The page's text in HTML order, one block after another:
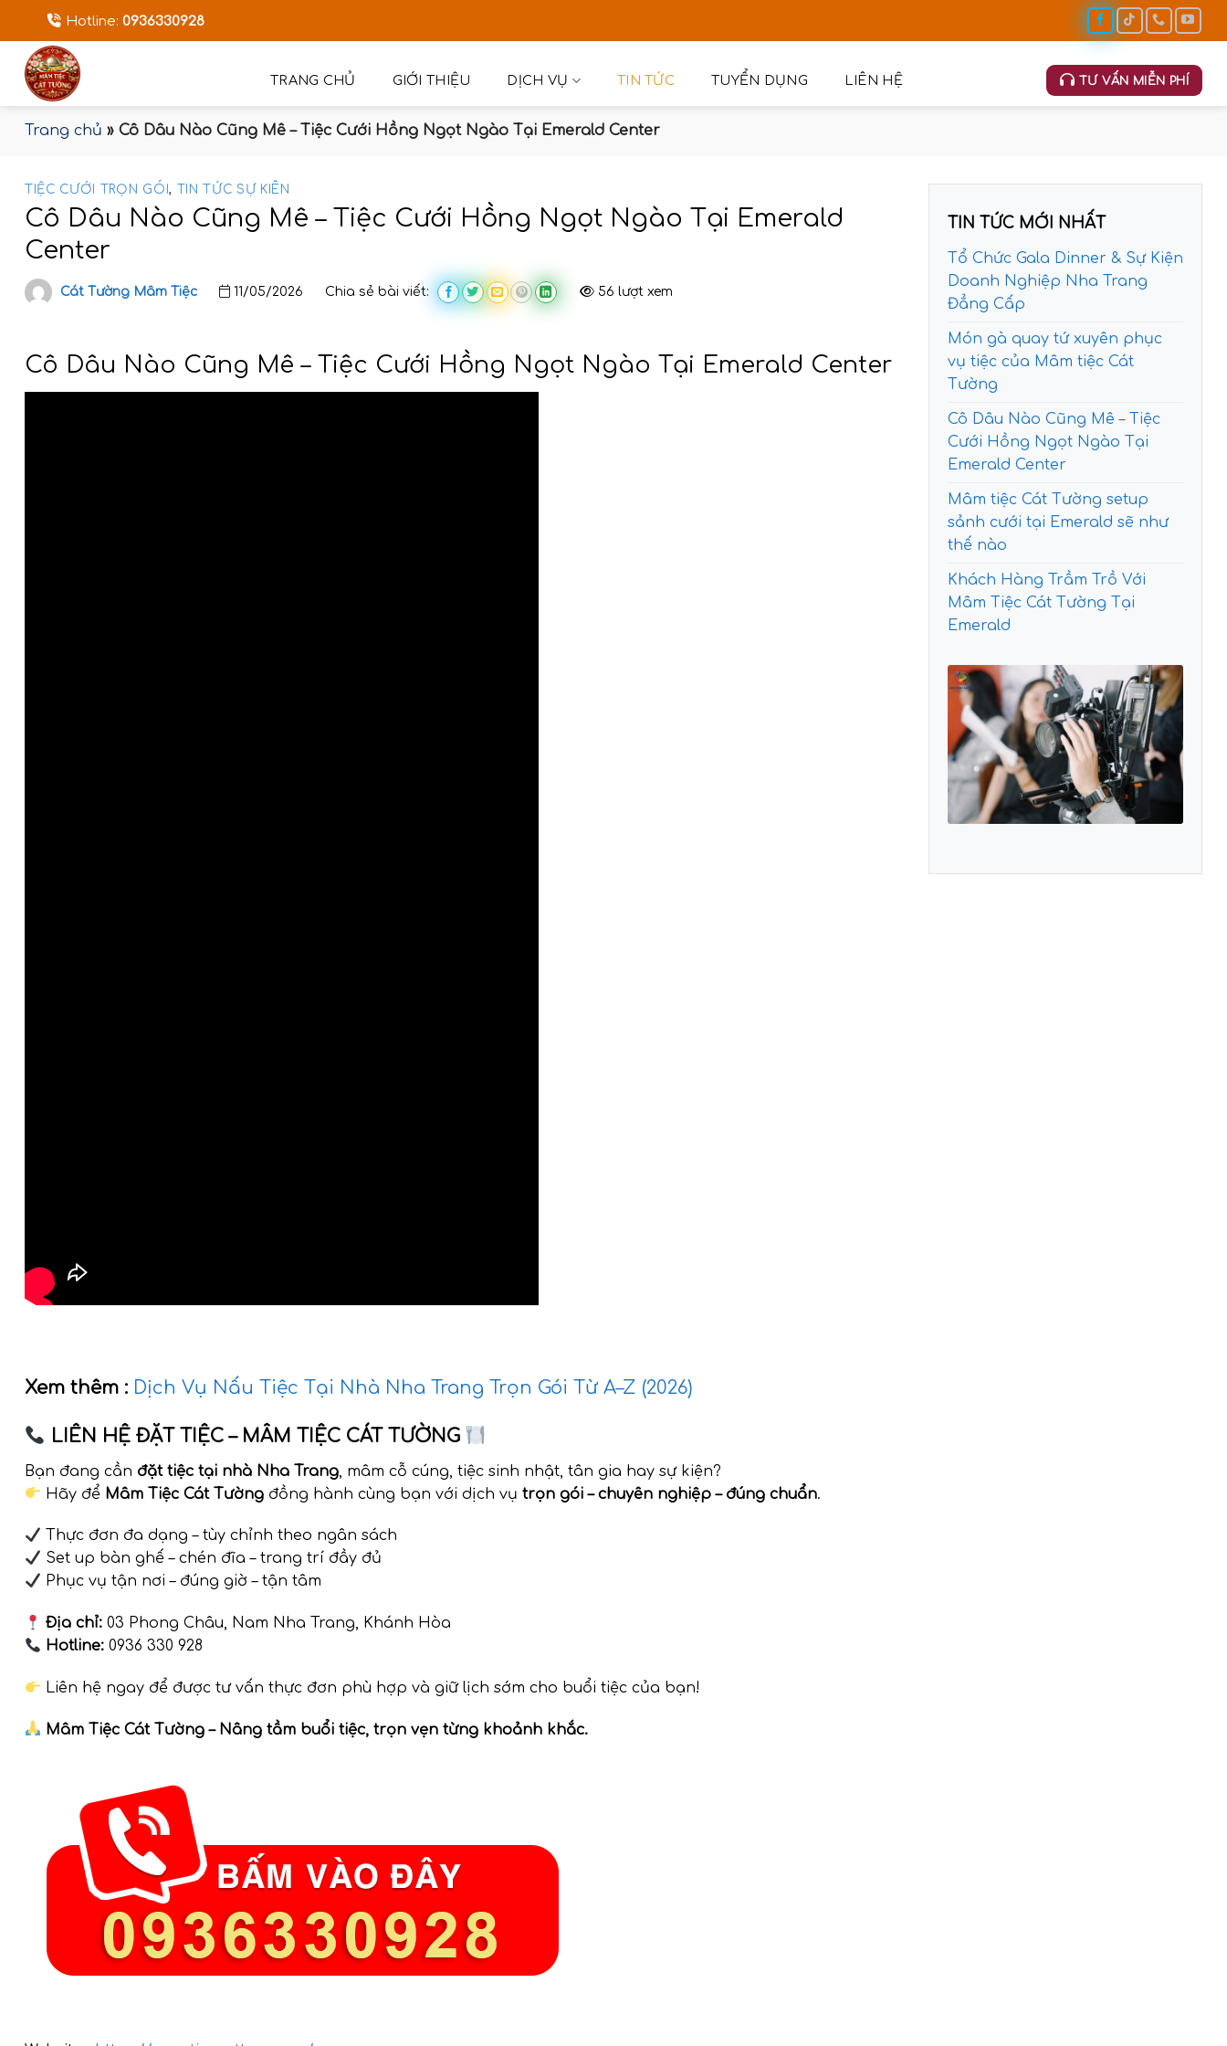
dung
Hotline: 0936330928
TRANG CHỦ GIỚI THIỆU DỊCH VỤ TIN TỨC TUYỂN DỤNG LIÊN HỆ TƯ VẤN MIỄN PHÍ
Trang chủ » Cô Dâu Nào Cũng Mê – Tiệc Cưới Hồng Ngọt Ngào Tại Emerald Center
TIỆC CƯỚI TRỌN GÓI, TIN TỨC SỰ KIÊN
Cô Dâu Nào Cũng Mê – Tiệc Cưới Hồng Ngọt Ngào Tại Emerald
Center
Cát Tường Mâm Tiệc 11/05/2026 Chia sẻ bài viết: 56 lượt xem
Cô Dâu Nào Cũng Mê – Tiệc Cưới Hồng Ngọt Ngào Tại Emerald Center
Xem thêm : Dịch Vụ Nấu Tiệc Tại Nhà Nha Trang Trọn Gói Từ A–Z (2026)
LIÊN HỆ ĐẶT TIỆC – MÂM TIỆC CÁT TƯỜNG
Bạn đang cần đặt tiệc tại nhà Nha Trang , mâm cỗ cúng, tiệc sinh nhật, tân gia hay sự kiện?
Hãy để Mâm Tiệc Cát Tường đồng hành cùng bạn với dịch vụtrọn gói – chuyên nghiệp – đúng chuẩn.
Thực đơn đa dạng – tùy chỉnh theo ngân sách
Set up bàn ghế – chén đĩa – trang trí đầy đủ
Phục vụ tận nơi – đúng giờ – tận tâm
Địa chỉ: 03 Phong Châu, Nam Nha Trang, Khánh Hòa
Hotline: 0936 330 928
Liên hệ ngay để được tư vấn thực đơn phù hợp và giữ lịch sớm cho buổi tiệc của bạn!
Mâm Tiệc Cát Tường – Nâng tầm buổi tiệc, trọn vẹn từng khoảnh khắc.
TIN TỨC MỚI NHẤT
Tổ Chức Gala Dinner & Sự Kiện
Doanh Nghiệp Nha Trang
Đẳng Cấp
Món gà quay tứ xuyên phục
vụ tiệc của Mâm tiệc Cát
Tường
Cô Dâu Nào Cũng Mê – Tiệc
Cưới Hồng Ngọt Ngào Tại
Emerald Center
Mâm tiệc Cát Tường setup
sảnh cưới tại Emerald sẽ như
thế nào
Khách Hàng Trầm Trồ Với
Mâm Tiệc Cát Tường Tại
Emerald